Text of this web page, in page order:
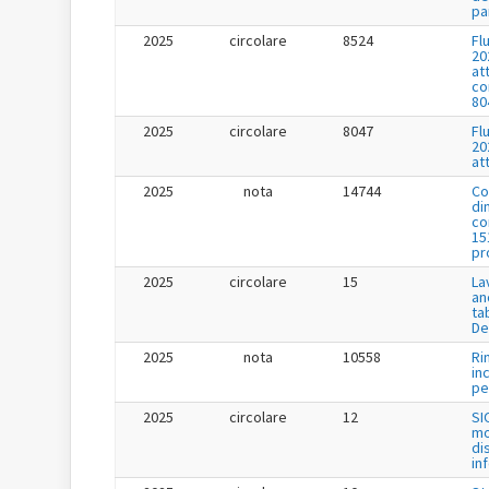
2025
circolare 8524
2025
circolare 8047
2025
nota 14744
2025
circolare 15
2025
nota 10558
2025
circolare 12